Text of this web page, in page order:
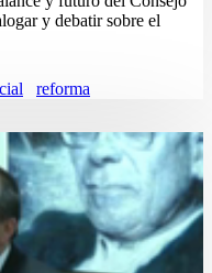
y debatir sobre el
reforma